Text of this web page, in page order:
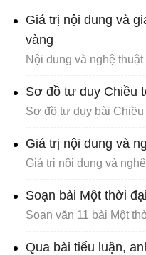
Giá trị nội dung và
vàng
Nội dung và nghệ
Sơ đồ tư duy Chiều
Sơ đồ tư duy bài Chiều
Giá trị nội dung và
Giá trị nội dung và
Soạn bài Một thời
Soạn văn 11 bài Một
Qua bài tiểu luận,